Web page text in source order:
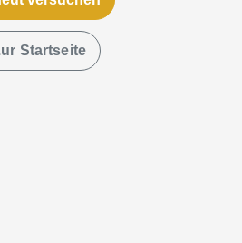
Startseite